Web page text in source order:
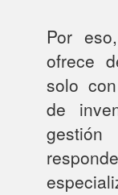
Por
ofrece
solo
de